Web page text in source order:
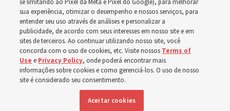
a primeira realizada por Élder Clark G. Gilbert
7 agosto 2026, 2:40 p.m. MDT Compartilhar
DISPONÍVEL EM: Inglês | Espanhol
se limitando ao Pixel da Meta e Pixel do Google), para melhorar
sua experiência, otimizar o desempenho e nossos serviços, para
entender seu uso através de análises e personalizar a
publicidade, de acordo com seus interesses em nosso site e em
sites de terceiros. Ao continuar utilizando nosso site, você
concorda com o uso de cookies, etc. Visite nossos Terms of
Use e Privacy Policy, onde poderá encontrar mais
informações sobre cookies e como gerenciá-los. O uso de nosso
site é considerado seu consentimento.
Aceitar cookies